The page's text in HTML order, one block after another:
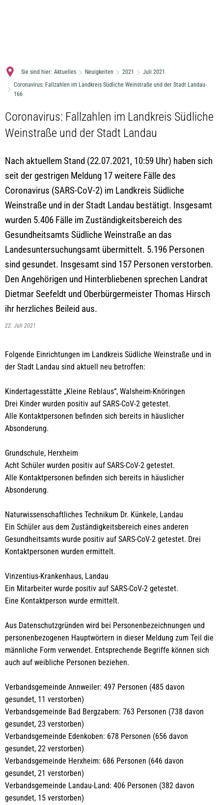
Sie sind hier: Aktuelles Neuigkeiten 2021
Juli 2021
Coronavirus: Fallzahlen im Landkreis Südliche Weinstraße und der Stadt Landau-
166
Coronavirus: Fallzahlen im Landkreis Südliche
Weinstraße und der Stadt Landau
Nach aktuellem Stand (22.07.2021, 10:59 Uhr) haben sich
seit der gestrigen Meldung 17 weitere Fälle des
Coronavirus (SARS-CoV-2) im Landkreis Südliche
Weinstraße und in der Stadt Landau bestätigt. Insgesamt
wurden 5.406 Fälle im Zuständigkeitsbereich des
Gesundheitsamts Südliche Weinstraße an das
Landesuntersuchungsamt übermittelt. 5.196 Personen
sind gesundet. Insgesamt sind 157 Personen verstorben.
Den Angehörigen und Hinterbliebenen sprechen Landrat
Dietmar Seefeldt und Oberbürgermeister Thomas Hirsch
ihr herzliches Beileid aus.
22. Juli 2021
Folgende Einrichtungen im Landkreis Südliche Weinstraße und in
der Stadt Landau sind aktuell neu betroffen:
Kindertagesstätte „Kleine Reblaus“, Walsheim-Knöringen
Drei Kinder wurden positiv auf SARS-CoV-2 getestet.
Alle Kontaktpersonen befinden sich bereits in häuslicher
Absonderung.
Grundschule, Herxheim
Acht Schüler wurden positiv auf SARS-CoV-2 getestet.
Alle Kontaktpersonen befinden sich bereits in häuslicher
Absonderung.
Naturwissenschaftliches Technikum Dr. Künkele, Landau
Ein Schüler aus dem Zuständigkeitsbereich eines anderen
Gesundheitsamts wurde positiv auf SARS-CoV-2 getestet. Drei
Kontaktpersonen wurden ermittelt.
Vinzentius-Krankenhaus, Landau
Ein Mitarbeiter wurde positiv auf SARS-CoV-2 getestet.
Eine Kontaktperson wurde ermittelt.
Aus Datenschutzgründen wird bei Personenbezeichnungen und
personenbezogenen Hauptwörtern in dieser Meldung zum Teil die
männliche Form verwendet. Entsprechende Begriffe können sich
auch auf weibliche Personen beziehen.
Verbandsgemeinde Annweiler: 497 Personen (485 davon
gesundet, 11 verstorben)
Verbandsgemeinde Bad Bergzabern: 763 Personen (738 davon
gesundet, 23 verstorben)
Verbandsgemeinde Edenkoben: 678 Personen (656 davon
gesundet, 22 verstorben)
Verbandsgemeinde Herxheim: 686 Personen (646 davon
gesundet, 21 verstorben)
Verbandsgemeinde Landau-Land: 406 Personen (382 davon
gesundet, 15 verstorben)